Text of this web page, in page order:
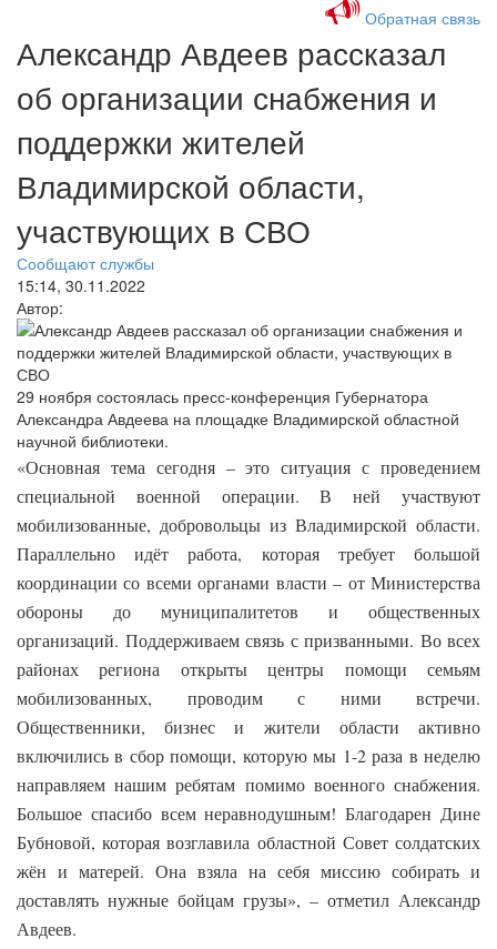
Обратная связь
Александр Авдеев рассказал
об организации снабжения и
поддержки жителей
Владимирской области,
участвующих в СВО
Сообщают службы
15:14, 30.11.2022
Автор:
29 ноября состоялась пресс-конференция Губернатора
Александра Авдеева на площадке Владимирской областной
научной библиотеки.
«Основная тема сегодня – это ситуация с проведением
специальной военной операции. В ней участвуют
мобилизованные, добровольцы из Владимирской области.
Параллельно идёт работа, которая требует большой
координации со всеми органами власти – от Министерства
обороны до муниципалитетов и общественных
организаций. Поддерживаем связь с призванными. Во всех
районах региона открыты центры помощи семьям
мобилизованных, проводим с ними встречи.
Общественники, бизнес и жители области активно
включились в сбор помощи, которую мы 1-2 раза в неделю
направляем нашим ребятам помимо военного снабжения.
Большое спасибо всем неравнодушным! Благодарен Дине
Бубновой, которая возглавила областной Совет солдатских
жён и матерей. Она взяла на себя миссию собирать и
доставлять нужные бойцам грузы», – отметил Александр
Авдеев.